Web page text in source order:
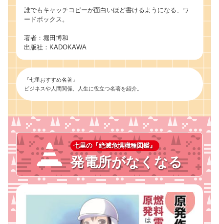
誰でもキャッチコピーが面白いほど書けるようになる、ワ
ードボックス。
著者：堀田博和
出版社：KADOKAWA
『七里おすすめ名著』
ビジネスや人間関係、人生に役立つ名著を紹介。
七里の『絶滅危惧職種図鑑』
発電所がなくなる